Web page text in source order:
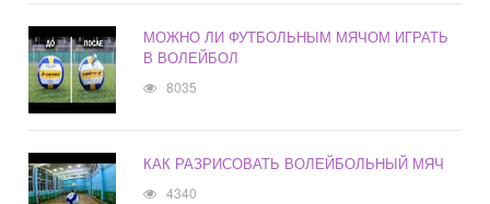
МОЖНО ЛИ ФУТБОЛЬНЫМ МЯЧОМ ИГРАТЬ
В ВОЛЕЙБОЛ
8035
КАК РАЗРИСОВАТЬ ВОЛЕЙБОЛЬНЫЙ МЯЧ
4340